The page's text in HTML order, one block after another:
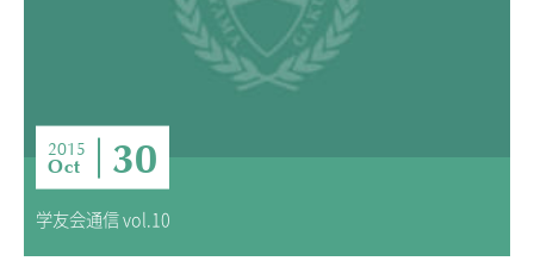
2015
Oct 30
学友会通信 vol.10